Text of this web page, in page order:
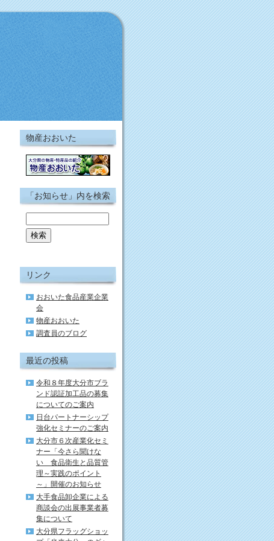
物産おおいた
「お知らせ」内を検索
リンク
おおいた食品産業企業
会
物産おおいた
調査員のブログ
最近の投稿
令和８年度大分市ブラ
ンド認証加工品の募集
についてのご案内
日台パートナーシップ
強化セミナーのご案内
大分市６次産業化セミ
ナー「今さら聞けな
い 食品衛生と品質管
理～実践のポイント
～」開催のお知らせ
大手食品卸企業による
商談会の出展事業者募
集について
大分県フラッグショッ